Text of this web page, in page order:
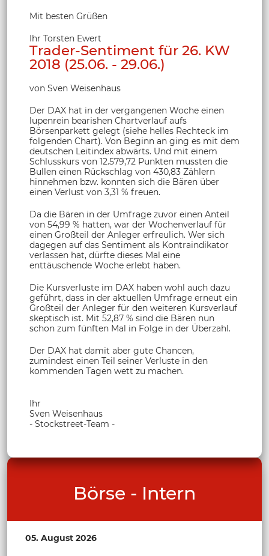
Mit besten Grüßen
Ihr Torsten Ewert
Trader-Sentiment für 26. KW
2018 (25.06. - 29.06.)
von Sven Weisenhaus
Der DAX hat in der vergangenen Woche einen
lupenrein bearishen Chartverlauf aufs
Börsenparkett gelegt (siehe helles Rechteck im
folgenden Chart). Von Beginn an ging es mit dem
deutschen Leitindex abwärts. Und mit einem
Schlusskurs von 12.579,72 Punkten mussten die
Bullen einen Rückschlag von 430,83 Zählern
hinnehmen bzw. konnten sich die Bären über
einen Verlust von 3,31 % freuen.
Da die Bären in der Umfrage zuvor einen Anteil
von 54,99 % hatten, war der Wochenverlauf für
einen Großteil der Anleger erfreulich. Wer sich
dagegen auf das Sentiment als Kontraindikator
verlassen hat, dürfte dieses Mal eine
enttäuschende Woche erlebt haben.
Die Kursverluste im DAX haben wohl auch dazu
geführt, dass in der aktuellen Umfrage erneut ein
Großteil der Anleger für den weiteren Kursverlauf
skeptisch ist. Mit 52,87 % sind die Bären nun
schon zum fünften Mal in Folge in der Überzahl.
Der DAX hat damit aber gute Chancen,
zumindest einen Teil seiner Verluste in den
kommenden Tagen wett zu machen.
Ihr
Sven Weisenhaus
- Stockstreet-Team -
Börse - Intern
05. August 2026